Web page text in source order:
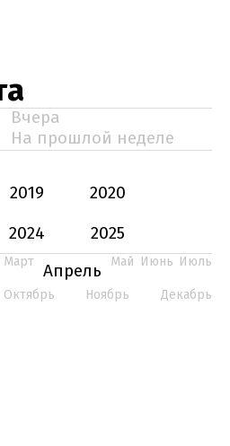
Вчера
На прошлой неделе
2019
2020
2024
2025
Март Апрель Май Июнь Июль
Октябрь Ноябрь Декабрь